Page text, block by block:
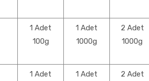
1 Adet
100g
1 Adet
1000g
2 Adet
1000g
1 Adet
1 Adet
2 Adet